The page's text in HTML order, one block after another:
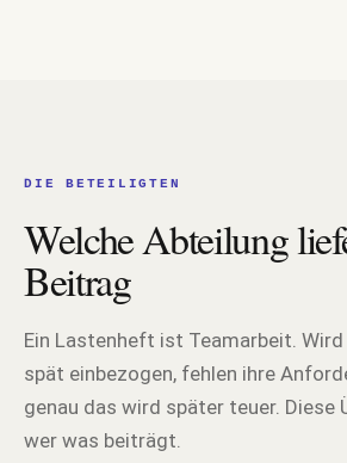
DIE BETEILIGTEN
Welche Abteilung
Beitrag
Ein Lastenheft ist Teamarbeit.
spät einbezogen, fehlen ihre
genau das wird später teuer. Diese
wer was beiträgt.